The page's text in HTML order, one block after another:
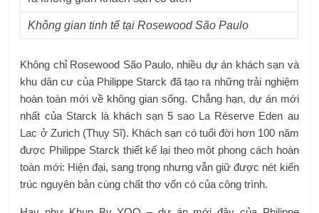
Không gian tinh tế tại Rosewood São Paulo
Không chỉ Rosewood São Paulo, nhiều dự án khách sạn và
khu dân cư của Philippe Starck đã tạo ra những trải nghiệm
hoàn toàn mới về không gian sống. Chẳng hạn, dự án mới
nhất của Starck là khách sạn 5 sao La Réserve Eden au
Lac ở Zurich (Thụy Sĩ). Khách sạn có tuổi đời hơn 100 năm
được Philippe Starck thiết kế lại theo một phong cách hoàn
toàn mới: Hiện đại, sang trọng nhưng vẫn giữ được nét kiến
​​trúc nguyên bản cùng chất thơ vốn có của công trình.